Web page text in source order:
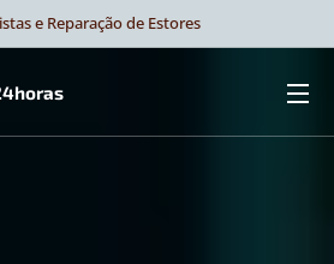
e Reparação de Estores